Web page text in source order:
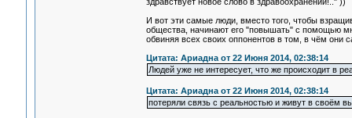
И вот эти самые люди, вместо того, чтобы
общества, начинают его "повышать" с помощью
обвиняя всех своих оппонентов в том, в чём они
Цитата: Ариадна от 22 Июня 2014, 02:38:14
Людей уже не интересует, что же происходит в
Цитата: Ариадна от 22 Июня 2014, 02:38:14
потеряли связь с реальностью и живут в своём